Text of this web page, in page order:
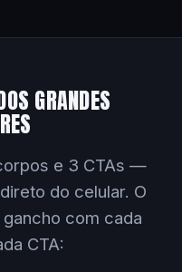
GRANDES
e 3 CTAs —
do celular. O
com cada
CTA: